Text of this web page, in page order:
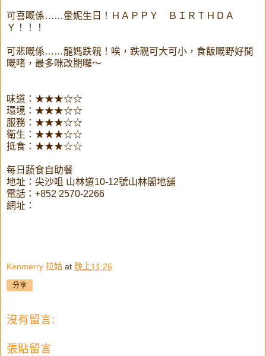
可喜嘅係……暈妮生日！ＨＡＰＰＹ ＢＩＲＴＨＤＡ
Ｙ！！！
可悲嘅係……龍媽跌親！唉，跌親可大可小，食飯嘅野好閒
嘅啫，最多咪改期囉～
味道：★★★☆☆
環境：★★★☆☆
服務：★★★☆☆
衛生：★★★☆☆
抵食：★★★☆☆
每日蔬食自助餐
地址：尖沙咀 山林道10-12號山林閣地舖
電話：+852 2570-2266
網址：
Kenmerry 拉姑 at 晚上11:26
分享
沒有留言:
張貼留言